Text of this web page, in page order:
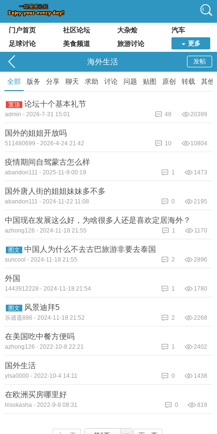
门户首页 社区论坛 大杂烩
汽车
足球讨论
美食频道 旅游讨论 更多
发帖
海外生活
全部 版务 分享 聊天 求助 讨论 问题 贴图 原创 转载 其他
置顶 论坛十个基本礼节
admin - 2026-7-31 15:01 20399
48
国外的姐姐开放吗
511480699 - 2026-4-24 21:42 10804
10
疫情期间自驾蒙古怎么样
abandon111 - 2025-11-9 00:19 1473
1
国外唐人街的姐姐妹妹多不多
abandon111 - 2024-11-22 11:08 2195
0
中国现在发展这么好，为啥很多人还是喜欢定居海外？
azhong126 - 2024-11-18 21:55 1170
1
图文 中国人为什么不去古巴旅游非要去泰国
suncool - 2024-11-18 21:55 2896
2
外国
1443912228 - 2024-11-18 21:54 1780
1
图文 风景迪拜5
乐逍遥886 - 2024-11-18 21:52 2268
2
在美国吃中餐方便吗
azhong126 - 2022-10-8 22:21 2402
1
国外生活
ylsa0000 - 2022-10-4 14:11 1438
0
在欧洲买房哪里好
hisokasha - 2022-9-8 08:31 819
0